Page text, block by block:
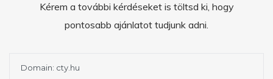
Kérem a további kérdéseket is töltsd ki, hogy
pontosabb ajánlatot tudjunk adni.